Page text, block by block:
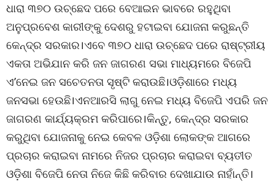
ଧାରା ୩୭୦ ଉଚ୍ଛେଦ ପରେ ବେଆଇନ ଭାବରେ ରହୁଥିବା
ଅନୁପ୍ରବେଶ କାରୀଙ୍କୁ ଦେଶରୁ ହଟାଇବା ଯୋଜନା କରୁଛନ୍ତି
କେନ୍ଦ୍ର ସରକାର।ଏବେ ୩୭୦ ଧାରା ଉଚ୍ଛେଦ ପରେ ରାଷ୍ଟ୍ରୀୟ
ଏକତା ଅଭିଯାନ କରି ଜନ ଜାଗରଣ ସଭା ମାଧ୍ୟମରେ ବିଜେପି
ଏ’ନେଇ ଜନ ସଚେତନତା ସୃଷ୍ଟି କରାଉଛି।ଓଡ଼ିଶାରେ ମଧ୍ୟ
ଜନସଭା ହେଉଛି।ଏନଆରସି ଲାଗୁ ନେଇ ମଧ୍ୟ ବିଜେପି ଏପରି ଜନ
ଜାଗରଣ କାର୍ଯ୍ୟକ୍ରମ କରିପାରେ।କିନ୍ତୁ, କେନ୍ଦ୍ର ସରକାର
କରୁଥିବା ଯୋଜନାକୁ ନେଇ କେବଳ ଓଡ଼ିଶା ଲୋକଙ୍କ ଆଗରେ
ପ୍ରଚାର କରାଇବା ନାମରେ ନିଜର ପ୍ରଚାର କରାଇବା ବ୍ୟତୀତ
ଓଡ଼ିଶା ବିଜେପି ନେତା ନିଜେ କିଛି କରିବାର ଦେଖାଯାଉ ନାହାଁନ୍ତି।